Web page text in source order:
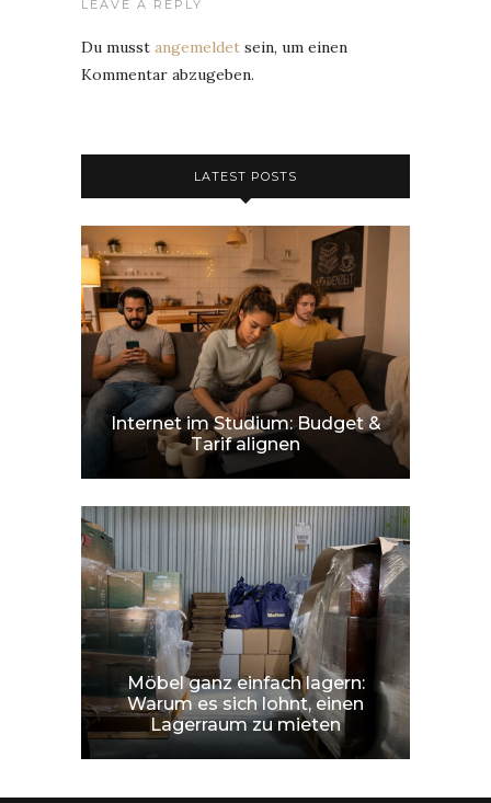
LEAVE A REPLY
Du musst angemeldet sein, um einen
Kommentar abzugeben.
LATEST POSTS
Internet im Studium: Budget &
Tarif alignen
Möbel ganz einfach lagern:
Warum es sich lohnt, einen
Lagerraum zu mieten